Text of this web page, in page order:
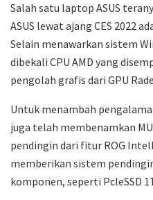
Salah satu laptop ASUS
ASUS lewat ajang CES 2022
Selain menawarkan sistem
dibekali CPU AMD yang
pengolah grafis dari GPU
Untuk menambah
juga telah membenamkan
pendingin dari fitur ROG
memberikan sistem
komponen, seperti PcleSSD